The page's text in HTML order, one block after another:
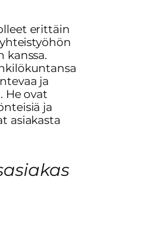
erittäin
kanssa.
ja
He ovat
ja
asiakasta